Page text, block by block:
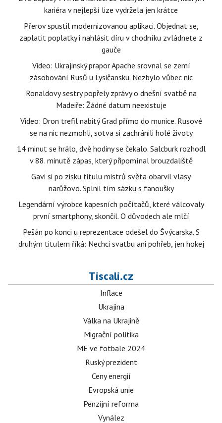
kariéra v nejlepší lize vydržela jen krátce
Přerov spustil modernizovanou aplikaci. Objednat se,
zaplatit poplatky i nahlásit díru v chodníku zvládnete z
gauče
Video: Ukrajinský prapor Apache srovnal se zemí
zásobování Rusů u Lysičansku. Nezbylo vůbec nic
Ronaldovy sestry popřely zprávy o dnešní svatbě na
Madeiře: Žádné datum neexistuje
Video: Dron trefil nabitý Grad přímo do munice. Rusové
se na nic nezmohli, sotva si zachránili holé životy
14 minut se hrálo, dvě hodiny se čekalo. Salcburk rozhodl
v 88. minutě zápas, který připomínal brouzdaliště
Gavi si po zisku titulu mistrů světa obarvil vlasy
narůžovo. Splnil tím sázku s fanoušky
Legendární výrobce kapesních počítačů, které válcovaly
první smartphony, skončil. O důvodech ale mlčí
Pešán po konci u reprezentace odešel do Švýcarska. S
druhým titulem říká: Nechci svatbu ani pohřeb, jen hokej
Tiscali.cz
Inflace
Ukrajina
Válka na Ukrajině
Migrační politika
ME ve fotbale 2024
Ruský prezident
Ceny energií
Evropská unie
Penzijní reforma
Vynález